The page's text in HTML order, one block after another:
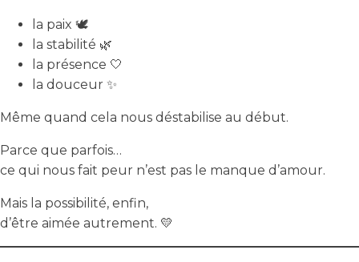
la paix 🕊️
la stabilité 🌿
la présence 🤍
la douceur ✨
Même quand cela nous déstabilise au début.
Parce que parfois…
ce qui nous fait peur n’est pas le manque d’amour.
Mais la possibilité, enfin,
d’être aimée autrement. 💛